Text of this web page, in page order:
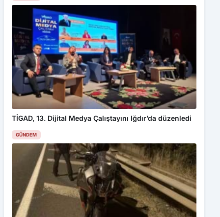
TİGAD, 13. Dijital Medya Çalıştayını Iğdır’da düzenledi
GÜNDEM